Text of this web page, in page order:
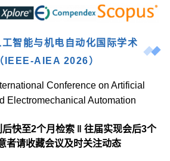
智能与机电自动化国际学术
IEEE-AIEA 2026）
Conference on Artificial
Electromechanical Automation
快至2个月检索 ‖ 往届实现会后3个
者请收藏会议及时关注动态